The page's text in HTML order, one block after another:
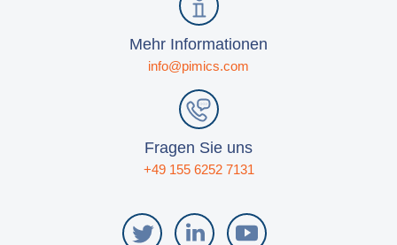
Mehr Informationen
info@pimics.com
Fragen Sie uns
+49 155 6252 7131